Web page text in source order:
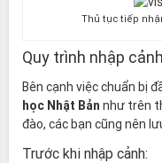
Thủ tục tiếp
Quy trình nhập
Bên cạnh việc chuẩn bị
học Nhật Bản như trên
đào, các bạn cũng nên
Trước khi nhập cảnh: